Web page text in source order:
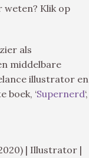
weten? Klik op
als
middelbare
illustrator en
boek, ‘Supernerd‘,
| Illustrator |